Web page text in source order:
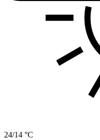
24/14 °C